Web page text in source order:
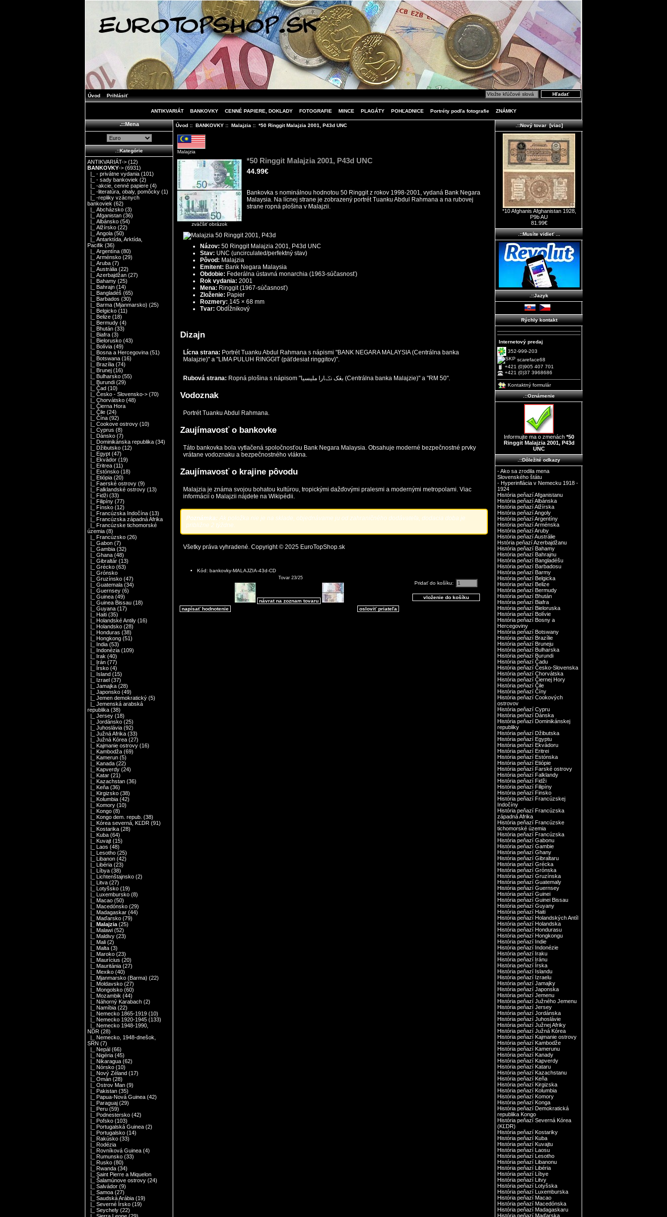
Úvod Prihlásiť
ANTIKVARIÁT BANKOVKY CENNÉ PAPIERE, DOKLADY FOTOGRAFIE MINCE PLAGÁTY POHĽADNICE Portréty podľa fotografie ZNÁMKY
.::Mena
.::Kategórie
ANTIKVARIÁT-> (12)
BANKOVKY-> (6931)
|_ - privátne vydania (101)
|_ - sady bankoviek (2)
|_ -akcie, cenné papiere (4)
|_ -literatúra, obaly, pomôcky (1)
|_ -repliky vzácnych
bankoviek (62)
|_ Abcházsko (3)
|_ Afganistan (36)
|_ Albánsko (54)
|_ Alžírsko (22)
|_ Angola (50)
|_ Antarktída, Arktída,
Pacifik (36)
|_ Argentína (80)
|_ Arménsko (29)
|_ Aruba (7)
|_ Austrália (22)
|_ Azerbajdžan (27)
|_ Bahamy (25)
|_ Bahrajn (14)
|_ Bangladéš (65)
|_ Barbados (30)
|_ Barma (Mjanmarsko) (25)
|_ Belgicko (11)
|_ Belize (18)
|_ Bermudy (4)
|_ Bhután (33)
|_ Biafra (3)
|_ Bielorusko (43)
|_ Bolívia (49)
|_ Bosna a Hercegovina (51)
|_ Botswana (16)
|_ Brazília (74)
|_ Brunej (16)
|_ Bulharsko (55)
|_ Burundi (29)
|_ Čad (10)
|_ Česko - Slovensko-> (70)
|_ Chorvátsko (48)
|_ Čierna Hora
|_ Čile (24)
|_ Čína (92)
|_ Cookove ostrovy (10)
|_ Cyprus (8)
|_ Dánsko (7)
|_ Dominikánska republika (34)
|_ Džibutsko (12)
|_ Egypt (47)
|_ Ekvádor (19)
|_ Eritrea (11)
|_ Estónsko (18)
|_ Etiópia (20)
|_ Faerské ostrovy (9)
|_ Falklandské ostrovy (13)
|_ Fidži (33)
|_ Filipíny (77)
|_ Fínsko (12)
|_ Francúzska Indočína (13)
|_ Francúzska západná Afrika
|_ Francúzske tichomorské
územia (8)
|_ Francúzsko (26)
|_ Gabon (7)
|_ Gambia (32)
|_ Ghana (48)
|_ Gibraltár (13)
|_ Grécko (63)
|_ Grónsko
|_ Gruzínsko (47)
|_ Guatemala (34)
|_ Guernsey (6)
|_ Guinea (49)
|_ Guinea Bissau (18)
|_ Guyana (17)
|_ Haiti (35)
|_ Holandské Antily (16)
|_ Holandsko (28)
|_ Honduras (38)
|_ Hongkong (51)
|_ India (53)
|_ Indonézia (109)
|_ Irak (40)
|_ Irán (77)
|_ Írsko (4)
|_ Island (15)
|_ Izrael (37)
|_ Jamajka (28)
|_ Japonsko (49)
|_ Jemen demokratický (5)
|_ Jemenská arabská
republika (38)
|_ Jersey (18)
|_ Jordánsko (25)
|_ Juhoslávia (92)
|_ Južná Afrika (33)
|_ Južná Kórea (27)
|_ Kajmanie ostrovy (16)
|_ Kambodža (69)
|_ Kamerun (5)
|_ Kanada (22)
|_ Kapverdy (24)
|_ Katar (21)
|_ Kazachstan (36)
|_ Keňa (36)
|_ Kirgizsko (38)
|_ Kolumbia (42)
|_ Komory (10)
|_ Kongo (8)
|_ Kongo dem. repub. (38)
|_ Kórea severná, KĽDR (91)
|_ Kostarika (28)
|_ Kuba (64)
|_ Kuvajt (15)
|_ Laos (48)
|_ Lesotho (25)
|_ Libanon (42)
|_ Libéria (23)
|_ Líbya (38)
|_ Lichtenštajnsko (2)
|_ Litva (27)
|_ Lotyšsko (19)
|_ Luxembursko (8)
|_ Macao (50)
|_ Macedónsko (29)
|_ Madagaskar (44)
|_ Maďarsko (79)
|_ Malajzia (25)
|_ Malawi (52)
|_ Maldivy (23)
|_ Mali (2)
|_ Malta (3)
|_ Maroko (23)
|_ Maurícius (20)
|_ Mauritánia (27)
|_ Mexiko (40)
|_ Mjanmarsko (Barma) (22)
|_ Moldavsko (27)
|_ Mongolsko (60)
|_ Mozambik (44)
|_ Náhorný Karabach (2)
|_ Namíbia (22)
|_ Nemecko 1865-1919 (10)
|_ Nemecko 1920-1945 (133)
|_ Nemecko 1948-1990,
NDR (28)
|_ Nemecko, 1948-dnešok,
SRN (7)
|_ Nepál (66)
|_ Nigéria (45)
|_ Nikaragua (62)
|_ Nórsko (10)
|_ Nový Zéland (17)
|_ Omán (28)
|_ Ostrov Man (9)
|_ Pakistan (35)
|_ Papua-Nová Guinea (42)
|_ Paraguaj (29)
|_ Peru (59)
|_ Podnestersko (42)
|_ Poľsko (103)
|_ Portugalská Guinea (2)
|_ Portugalsko (14)
|_ Rakúsko (33)
|_ Rodézia
|_ Rovníková Guinea (4)
|_ Rumunsko (33)
|_ Rusko (80)
|_ Rwanda (34)
|_ Saint Pierre a Miquelon
|_ Šalamúnove ostrovy (24)
|_ Salvádor (9)
|_ Samoa (27)
|_ Saudská Arábia (19)
|_ Severné Írsko (19)
|_ Seychely (22)
Úvod:: BANKOVKY:: Malajzia :: *50 Ringgit Malajzia 2001, P43d UNC
Malajzia
zväčšiť obrázok
*50 Ringgit Malajzia 2001, P43d UNC
44.99€
Bankovka s nominálnou hodnotou 50 Ringgit z rokov 1998-2001, vydaná Bank Negara
Malaysia. Na lícnej strane je zobrazený portrét Tuanku Abdul Rahmana a na rubovej
strane ropná plošina v Malajzii.
Názov: 50 Ringgit Malajzia 2001, P43d UNC
Stav: UNC (uncirculated/perfektný stav)
Pôvod: Malajzia
Emitent: Bank Negara Malaysia
Obdobie: Federálna ústavná monarchia (1963-súčasnosť)
Rok vydania: 2001
Mena: Ringgit (1967-súčasnosť)
Zloženie: Papier
Rozmery: 145 × 68 mm
Tvar: Obdĺžnikový
Dizajn
Lícna strana: Portrét Tuanku Abdul Rahmana s nápismi "BANK NEGARA MALAYSIA (Centrálna banka
Malajzie)" a "LIMA PULUH RINGGIT (päťdesiat ringgitov)".
Rubová strana: Ropná plošina s nápisom "بڠک نݢارا مليسيا (Centrálna banka Malajzie)" a "RM 50".
Vodoznak
Portrét Tuanku Abdul Rahmana.
Zaujímavosť o bankovke
Táto bankovka bola vytlačená spoločnosťou Bank Negara Malaysia. Obsahuje moderné bezpečnostné prvky
vrátane vodoznaku a bezpečnostného vlákna.
Zaujímavosť o krajine pôvodu
Malajzia je známa svojou bohatou kultúrou, tropickými dažďovými pralesmi a modernými metropolami. Viac
informácií o Malajzii nájdete na Wikipédii
Poznámka: Ak položka nie je na sklade, objednávame ju od zahraničného dodávateľa, dodacia doba je
približne 2 týždne.
Všetky práva vyhradené. Copyright © 2025 EuroTopShop.sk
Pridať do košíku:
Kód: bankovky-MALAJZIA-43d-CD
Tovar 23/25
návrat na zoznam tovaru
osloviť priateľa
napísať hodnotenie
.::Nový tovar [viac]
*10 Afghanis Afghanistan 1928,
P9b AU
81.99€
.::Musíte vidieť ...
.::Jazyk
Rýchly kontakt
Internetový predaj
352-999-203
scareface68
+421 (0)905 407 701
+421 (0)37 3968686
Kontaktný formulár
.::Oznámenie
Informujte ma o zmenách *50
Ringgit Malajzia 2001, P43d
UNC
.::Dôležité odkazy
- Ako sa zrodila mena
Slovenského štátu
- Hyperinflácia v Nemecku 1918 -
1924
História peňazí Afganistanu
História peňazí Albánska
História peňazí Alžírska
História peňazí Angoly
História peňazí Argentíny
História peňazí Arménska
História peňazí Aruby
História peňazí Austrálie
Hstória peňazí Azerbajdžanu
História peňazí Bahamy
História peňazí Bahrajnu
História peňazí Bangladéšu
História peňazí Barbadosu
História peňazí Barmy
História peňazí Belgicka
História peňazí Belize
História peňazí Bermudy
História peňazí Bhután
História peňazí Biafra
História peňazí Bieloruska
História peňazí Bolívie
História peňazí Bosny a
Hercegoviny
História peňazí Botswany
História peňazí Brazílie
História peňazí Bruneju
História peňazí Bulharska
História peňazí Burundi
História peňazí Čadu
História peňazí Česko-Slovenska
História peňazí Chorvátska
História peňazí Čiernej Hory
História peňazí Čile
História peňazí Číny
História peňazí Cookových
ostrovov
História peňazí Cypru
História peňazí Dánska
História peňazí Dominikánskej
republiky
História peňazí Džibutska
História peňazí Egyptu
História peňazí Ekvádoru
História peňazí Eritrei
História peňazí Estónska
História peňazí Etiópie
História peňazí Farské ostrovy
História peňazí Falklandy
História peňazí Fidži
História peňazí Filipíny
História peňazí Finsko
História peňazí Francúzskej
Indočíny
História peňazí Francúzska
západná Afrika
História peňazí Francúzske
tichomorské územia
História peňazí Francúzska
História peňazí Gabonu
História peňazí Gambie
História peňazí Ghany
História peňazí Gibraltaru
História peňazí Grécka
História peňazí Grónska
História peňazí Gruzínska
História peňazí Guatemaly
História peňazí Guernsey
História peňazí Guinei
História peňazí Guinei Bissau
História peňazí Guyany
História peňazí Haiti
História peňazí Holandských Antíl
História peňazí Holandska
História peňazí Hondurasu
História peňazí Hongkongu
História peňazí Indie
História peňazí Indonézie
História peňazí Iraku
História peňazí Iránu
História peňazí Írska
História peňazí Islandu
História peňazí Izraelu
História peňazí Jamajky
História peňazí Japonska
História peňazí Jemenu
História peňazí Južného Jemenu
História peňazí Jersey
História peňazí Jordánska
História peňazí Juhoslávie
História peňazí Južnej Afriky
História peňazí Južná Kórea
História peňazí Kajmanie ostrovy
História peňazí Kambodže
História peňazí Kamerunu
História peňazí Kanady
História peňazí Kapverdy
História peňazí Kataru
História peňazí Kazachstanu
História peňazí Keňa
História peňazí Kirgizska
História peňazí Kolumbia
História peňazí Komory
História peňazí Konga
História peňazí Demokratická
republika Kongo
História peňazí Severná Kórea
(KĽDR)
História peňazí Kostariky
História peňazí Kuba
História peňazí Kuvajtu
História peňazí Laosu
História peňazí Lesotho
História peňazí Libanonu
História peňazí Libéria
História peňazí Líbye
História peňazí Litvy
História peňazí Lotyšska
História peňazí Luxemburska
História peňazí Macao
História peňazí Macedónska
História peňazí Madagaskaru
História peňazí Maďarska